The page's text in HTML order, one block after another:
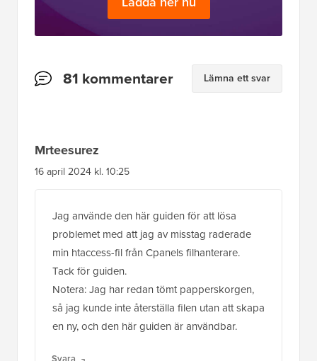
Läsarnas81 kommentarer Lämna ett svar
Mrteesurez
16 april 2024 kl. 10:25
Jag använde den här guiden för att lösa
problemet med att jag av misstag raderade
min htaccess-fil från Cpanels filhanterare.
Tack för guiden.
Notera: Jag har redan tömt papperskorgen,
så jag kunde inte återställa filen utan att skapa
en ny, och den här guiden är användbar.
Svara